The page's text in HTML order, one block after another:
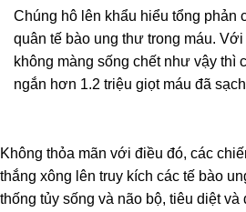
Chúng hô lên khẩu hiểu tổng phản
quân tế bào ung thư trong máu.
không màng sống chết như vậy thì
ngắn hơn 1.2 triệu giọt máu đã
Không thỏa mãn với điều đó, các
thắng xông lên truy kích các tế bào
thống tủy sống và não bộ, tiêu diệt và